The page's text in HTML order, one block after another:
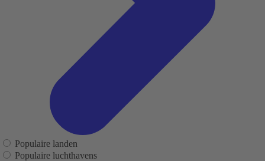
Populaire landen
Populaire luchthavens